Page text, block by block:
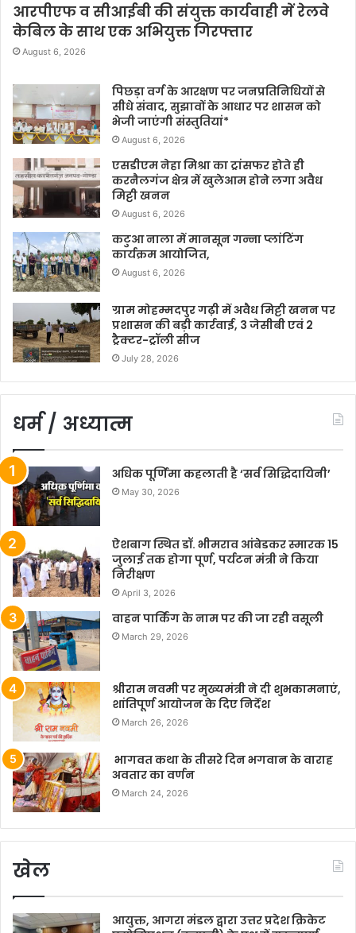
आरपीएफ व सीआईबी की संयुक्त कार्यवाही में रेलवे
केबिल के साथ एक अभियुक्त गिरफ्तार
August 6, 2026
पिछड़ा वर्ग के आरक्षण पर जनप्रतिनिधियों से
सीधे संवाद, सुझावों के आधार पर शासन को
भेजी जाएंगी संस्तुतियां*
August 6, 2026
एसडीएम नेहा मिश्रा का ट्रांसफर होते ही
करनैलगंज क्षेत्र में खुलेआम होने लगा अवैध
मिट्टी खनन
August 6, 2026
कटुआ नाला में मानसून गन्ना प्लांटिंग
कार्यक्रम आयोजित,
August 6, 2026
ग्राम मोहम्मदपुर गढ़ी में अवैध मिट्टी खनन पर
प्रशासन की बड़ी कार्रवाई, 3 जेसीबी एवं 2
ट्रैक्टर-ट्रॉली सीज
July 28, 2026
धर्म / अध्यात्म
अधिक पूर्णिमा कहलाती है ‘सर्व सिद्धिदायिनी’
May 30, 2026
ऐशबाग स्थित डॉ. भीमराव आंबेडकर स्मारक 15
जुलाई तक होगा पूर्ण, पर्यटन मंत्री ने किया
निरीक्षण
April 3, 2026
वाहन पार्किंग के नाम पर की जा रही वसूली
March 29, 2026
श्रीराम नवमी पर मुख्यमंत्री ने दी शुभकामनाएं,
शांतिपूर्ण आयोजन के दिए निर्देश
March 26, 2026
भागवत कथा के तीसरे दिन भगवान के वाराह
अवतार का वर्णन
March 24, 2026
खेल
आयुक्त, आगरा मंडल द्वारा उत्तर प्रदेश क्रिकेट